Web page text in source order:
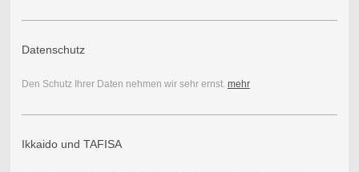
Datenschutz
Den Schutz Ihrer Daten nehmen wir sehr ernst. mehr
Ikkaido und TAFISA